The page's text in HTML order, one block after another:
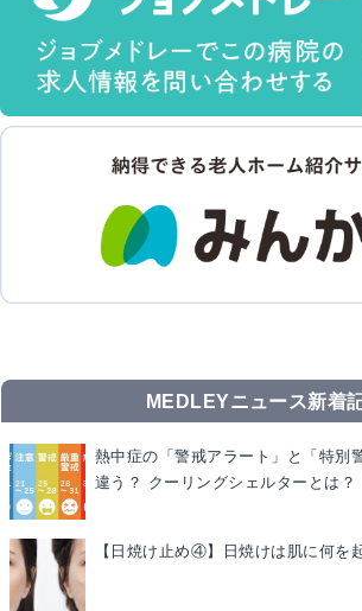
MEDLEYニュース新着
熱中症の「警戒アラート」と「特別
違う？ クーリングシェルターとは？
【日焼け止め④】日焼けは肌に何を